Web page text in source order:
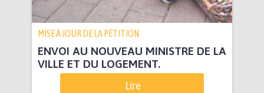
MISE À JOUR DE LA PÉTITION
ENVOI AU NOUVEAU MINISTRE DE LA
VILLE ET DU LOGEMENT.
Lire